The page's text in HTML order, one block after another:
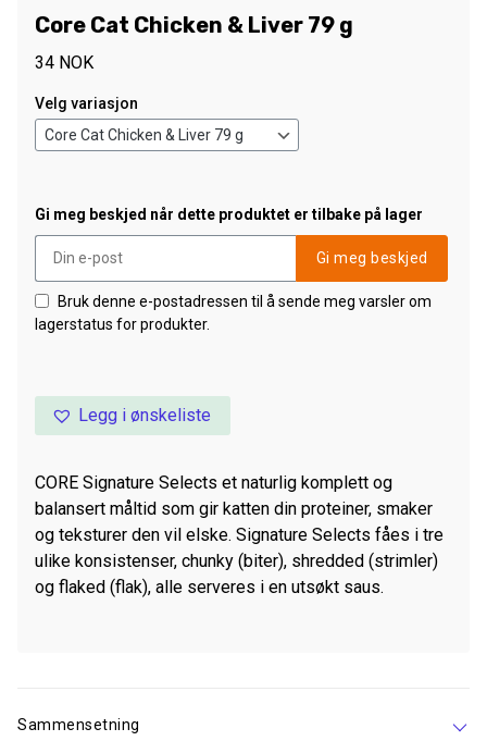
Core Cat Chicken & Liver 79 g
34 NOK
Velg variasjon
Gi meg beskjed når dette produktet er tilbake på lager
Gi meg beskjed
Bruk denne e-postadressen til å sende meg varsler om
lagerstatus for produkter.
Legg i ønskeliste
CORE Signature Selects et naturlig komplett og
balansert måltid som gir katten din proteiner, smaker
og teksturer den vil elske. Signature Selects fåes i tre
ulike konsistenser, chunky (biter), shredded (strimler)
og flaked (flak), alle serveres i en utsøkt saus.
Sammensetning